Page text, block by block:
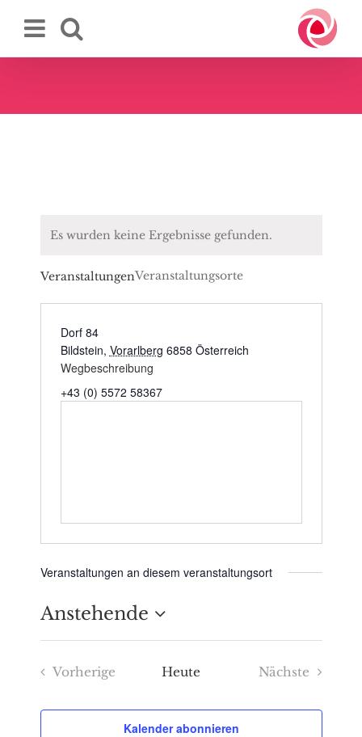
Inhalt
Es wurden keine Ergebnisse gefunden.
VeranstaltungenVeranstaltungsorte
Dorf 84
Bildstein, Vorarlberg 6858 Österreich
Wegbeschreibung
+43 (0) 5572 58367
Veranstaltungen an diesem veranstaltungsort
Anstehende
Datum
wählen.
Vorherige
Heute
Nächste
Kalender abonnieren